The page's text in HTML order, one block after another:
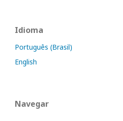
Idioma
Português (Brasil)
English
Navegar